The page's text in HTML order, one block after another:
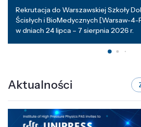
Rekrutacja do Warszawskiej Szkoły
Ścisłych i BioMedycznych [Warsaw-
w dniach 24 lipca – 7 sierpnia 2026 r.
Aktualności